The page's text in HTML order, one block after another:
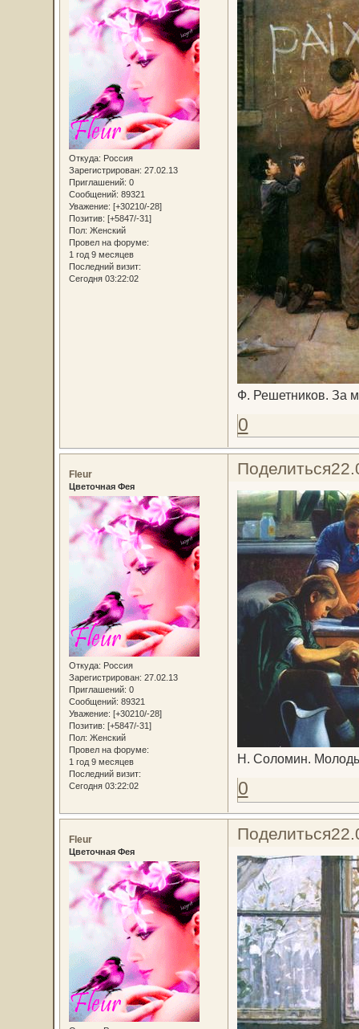
Откуда: Россия
Зарегистрирован: 27.02.13
Приглашений: 0
Сообщений: 89321
Уважение: [+30210/-28]
Позитив: [+5847/-31]
Пол: Женский
Провел на форуме:
1 год 9 месяцев
Последний визит:
Сегодня 03:22:02
Ф. Решетников. За
0
Поделиться
Fleur
Цветочная Фея
Откуда: Россия
Зарегистрирован: 27.02.13
Приглашений: 0
Сообщений: 89321
Уважение: [+30210/-28]
Позитив: [+5847/-31]
Пол: Женский
Провел на форуме:
1 год 9 месяцев
Последний визит:
Сегодня 03:22:02
Н. Соломин.
0
Поделиться
Fleur
Цветочная Фея